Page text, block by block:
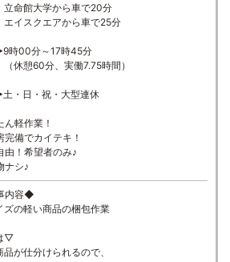
大学から車で20分
クエアから車で25分
00分～17時45分
60分、実働7.75時間）
・日・祝・大型連休
軽作業！
備でカイテキ！
！希望者のみ♪
シ♪
内容◆
ズの軽い商品の梱包作業
▽
品が仕分けられるので、